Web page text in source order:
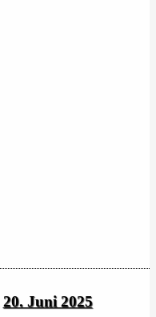
20. Juni 2025